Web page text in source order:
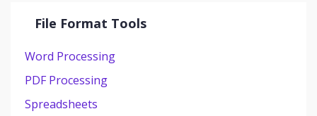
File Format Tools
Word Processing
PDF Processing
Spreadsheets